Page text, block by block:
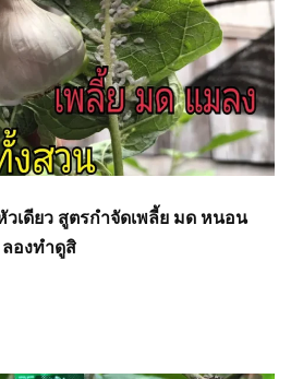
เดียว สูตรกำจัดเพลี้ย มด หนอน
องทำดูสิ